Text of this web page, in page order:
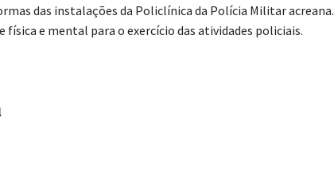
das instalações da Policlínica da Polícia Militar acreana.
física e mental para o exercício das atividades policiais.